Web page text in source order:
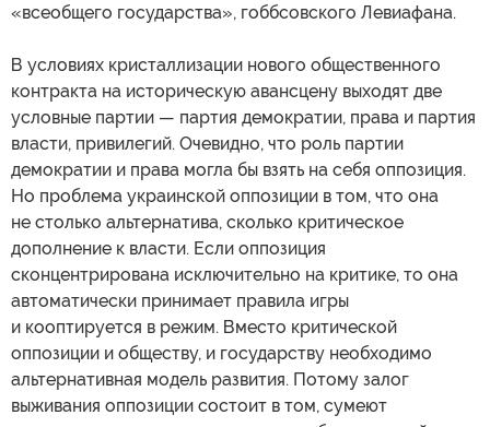
«всеобщего государства», гоббсовского Левиафана.
В условиях кристаллизации нового общественного
контракта на историческую авансцену выходят две
условные партии — партия демократии, права и партия
власти, привилегий. Очевидно, что роль партии
демократии и права могла бы взять на себя оппозиция.
Но проблема украинской оппозиции в том, что она
не столько альтернатива, сколько критическое
дополнение к власти. Если оппозиция
сконцентрирована исключительно на критике, то она
автоматически принимает правила игры
и кооптируется в режим. Вместо критической
оппозиции и обществу, и государству необходимо
альтернативная модель развития. Потому залог
выживания оппозиции состоит в том, сумеют